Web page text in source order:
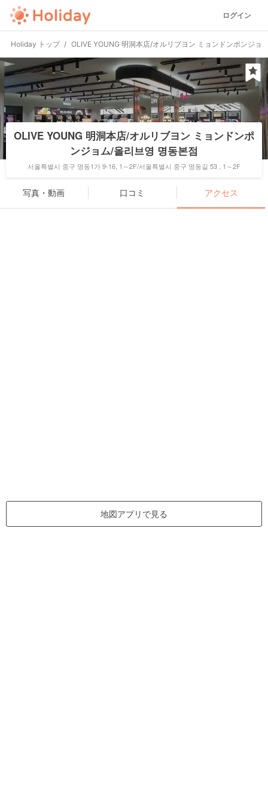
ログイン
Holiday トップ OLIVE YOUNG 明洞本店/オルリブヨン ミョンドンポンジョ
OLIVE YOUNG 明洞本店/オルリブヨン ミョンドンポ
ンジョム/올리브영 명동본점
서울특별시 중구 명동1가 9-16, 1～2F/서울특별시 중구 명동길 53 , 1～2F
写真・動画 口コミ アクセス
地図アプリで見る